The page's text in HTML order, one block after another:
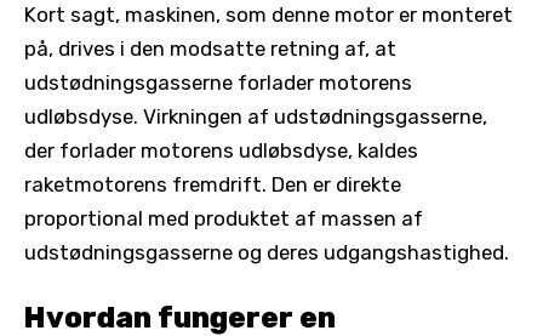
Kort sagt, maskinen, som denne motor er monteret
på, drives i den modsatte retning af, at
udstødningsgasserne forlader motorens
udløbsdyse. Virkningen af ​​udstødningsgasserne,
der forlader motorens udløbsdyse, kaldes
raketmotorens fremdrift. Den er direkte
proportional med produktet af massen af ​​
udstødningsgasserne og deres udgangshastighed.
Hvordan fungerer en